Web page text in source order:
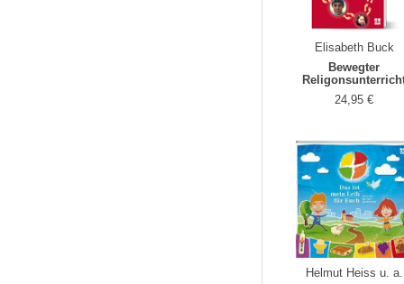
Elisabeth Buck
Bewegter
24,95 €
Helmut Heiss u. a.